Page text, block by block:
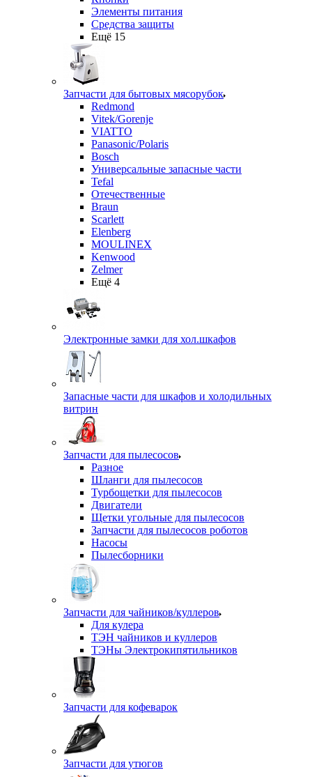
Элементы питания
Средства защиты
Ещё 15
Запчасти для бытовых мясорубок
Redmond
Vitek/Gorenje
VIATTO
Panasonic/Polaris
Bosch
Универсальные запасные части
Tefal
Отечественные
Braun
Scarlett
Elenberg
MOULINEX
Kenwood
Zelmer
Ещё 4
Электронные замки для хол.шкафов
Запасные части для шкафов и холодильных
витрин
Запчасти для пылесосов
Разное
Шланги для пылесосов
Турбощетки для пылесосов
Двигатели
Щетки угольные для пылесосов
Запчасти для пылесосов роботов
Насосы
Пылесборники
Запчасти для чайников/куллеров
Для кулера
ТЭН чайников и куллеров
ТЭНы Электрокипятильников
Запчасти для кофеварок
Запчасти для утюгов